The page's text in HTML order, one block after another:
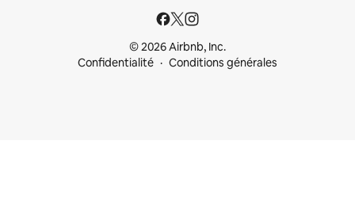
© 2026 Airbnb, Inc.
Confidentialité
Conditions générales